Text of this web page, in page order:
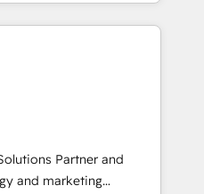
delivered in weeks, not
process optimization
secure data
compliant
⚖️ Legal: client
workflows 🛒 E-
Partner and
and marketing